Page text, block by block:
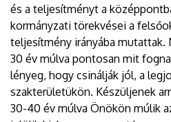
és a teljesítményt a
kormányzati törekvései a
teljesítmény irányába mutattak.
30 év múlva pontosan mit
lényeg, hogy csinálják jól, a
szakterületükön. Készüljenek
30-40 év múlva Önökön múlik